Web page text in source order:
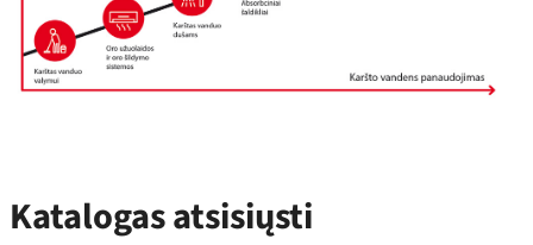
Katalogas atsisiųsti